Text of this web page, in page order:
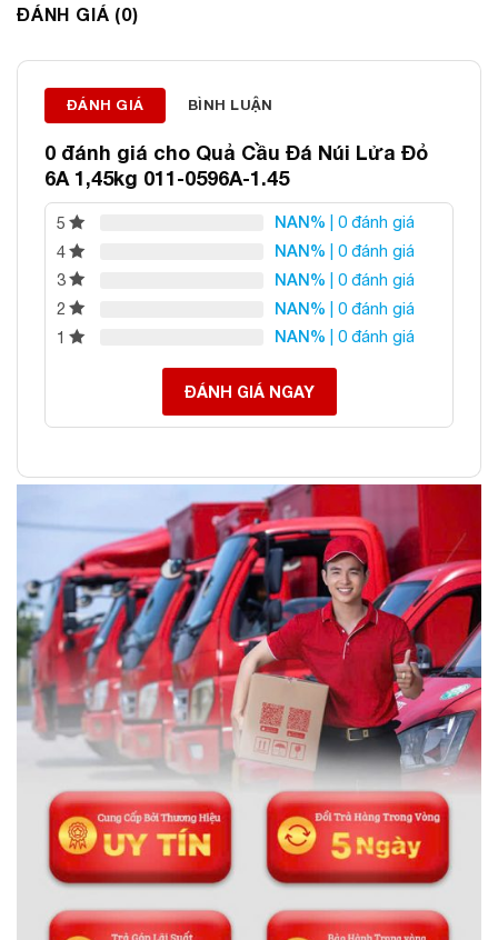
ĐÁNH GIÁ (0)
ĐÁNH GIÁ BÌNH LUẬN
0 đánh giá cho Quả Cầu Đá Núi Lửa Đỏ
6A 1,45kg 011-0596A-1.45
5 NAN% | 0 đánh giá
4
NAN% | 0 đánh giá
3
NAN% | 0 đánh giá
2
NAN% | 0 đánh giá
1
NAN% | 0 đánh giá
ĐÁNH GIÁ NGAY